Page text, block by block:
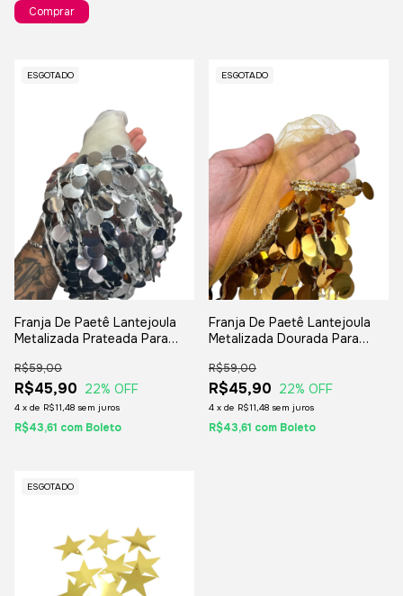
ESGOTADO
Franja De Paetê Lantejoula
Metalizada Prateada Para
R$45,90
R$59,00
22% OFF
4 x de R$11,48 sem juros
R$43,61 com Boleto
ESGOTADO
Franja De Paetê Lantejoula
Metalizada Dourada Para
R$45,90
R$59,00
22% OFF
4 x de R$11,48 sem juros
R$43,61 com Boleto
ESGOTADO